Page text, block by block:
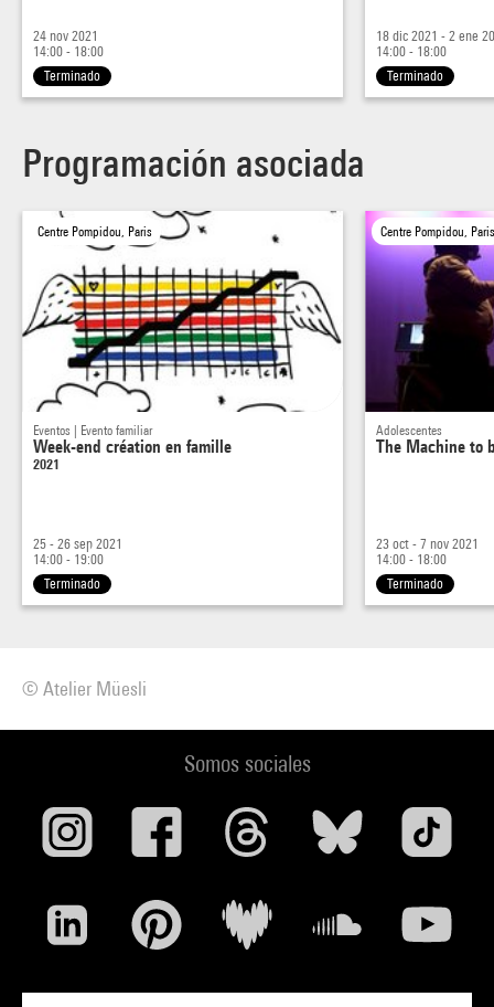
24 nov 2021
14:00 - 18:00
Terminado
18 dic 2021 - 2 ene
14:00 - 18:00
Terminado
Programación asociada
Centre Pompidou, Paris
Eventos | Evento familiar
Week-end création en famille
2021
25 - 26 sep 2021
14:00 - 19:00
Terminado
Centre Pompidou,
Adolescentes
The Machine to
23 oct - 7 nov 2021
14:00 - 18:00
Terminado
© Atelier Müesli
Somos sociales